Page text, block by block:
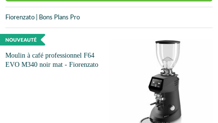
Fiorenzato | Bons Plans Pro
Moulin à café professionnel F64
EVO M340 noir mat - Fiorenzato